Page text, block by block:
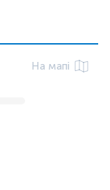
На мапі